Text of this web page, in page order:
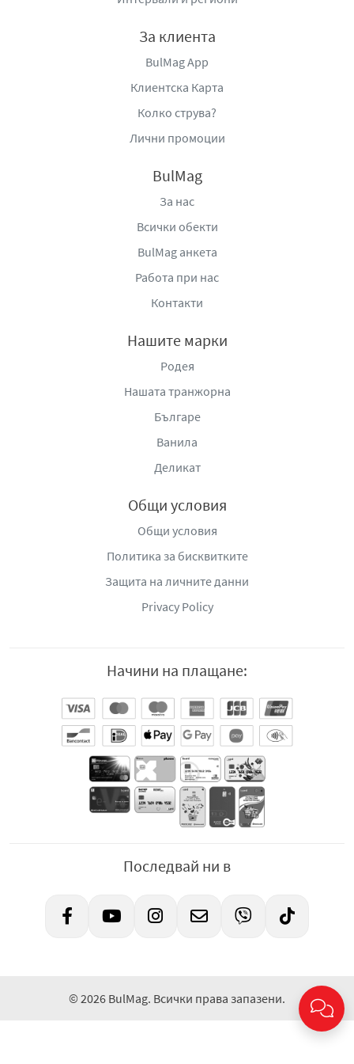
За клиента
BulMag App
Клиентска Карта
Колко струва?
Лични промоции
BulMag
За нас
Всички обекти
BulMag анкета
Работа при нас
Контакти
Нашите марки
Родея
Нашата транжорна
Българе
Ванила
Деликат
Общи условия
Общи условия
Политика за бисквитките
Защита на личните данни
Privacy Policy
Начини на плащане:
Последвай ни в
© 2026 BulMag. Всички права запазени.